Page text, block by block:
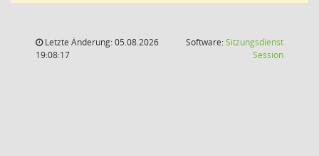
Letzte Änderung: 05.08.2026
19:08:17
Software:Sitzungsdienst
Session(Wird in